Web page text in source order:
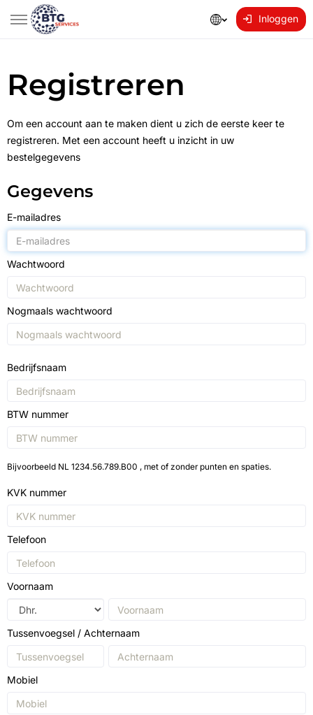
Inloggen
Registreren
Om een account aan te maken dient u zich de eerste keer te
registreren. Met een account heeft u inzicht in uw
bestelgegevens
Gegevens
E-mailadres
Wachtwoord
Nogmaals wachtwoord
Bedrijfsnaam
BTW nummer
Bijvoorbeeld NL 1234.56.789.B00 , met of zonder punten en spaties.
KVK nummer
Telefoon
Voornaam
Tussenvoegsel / Achternaam
Mobiel